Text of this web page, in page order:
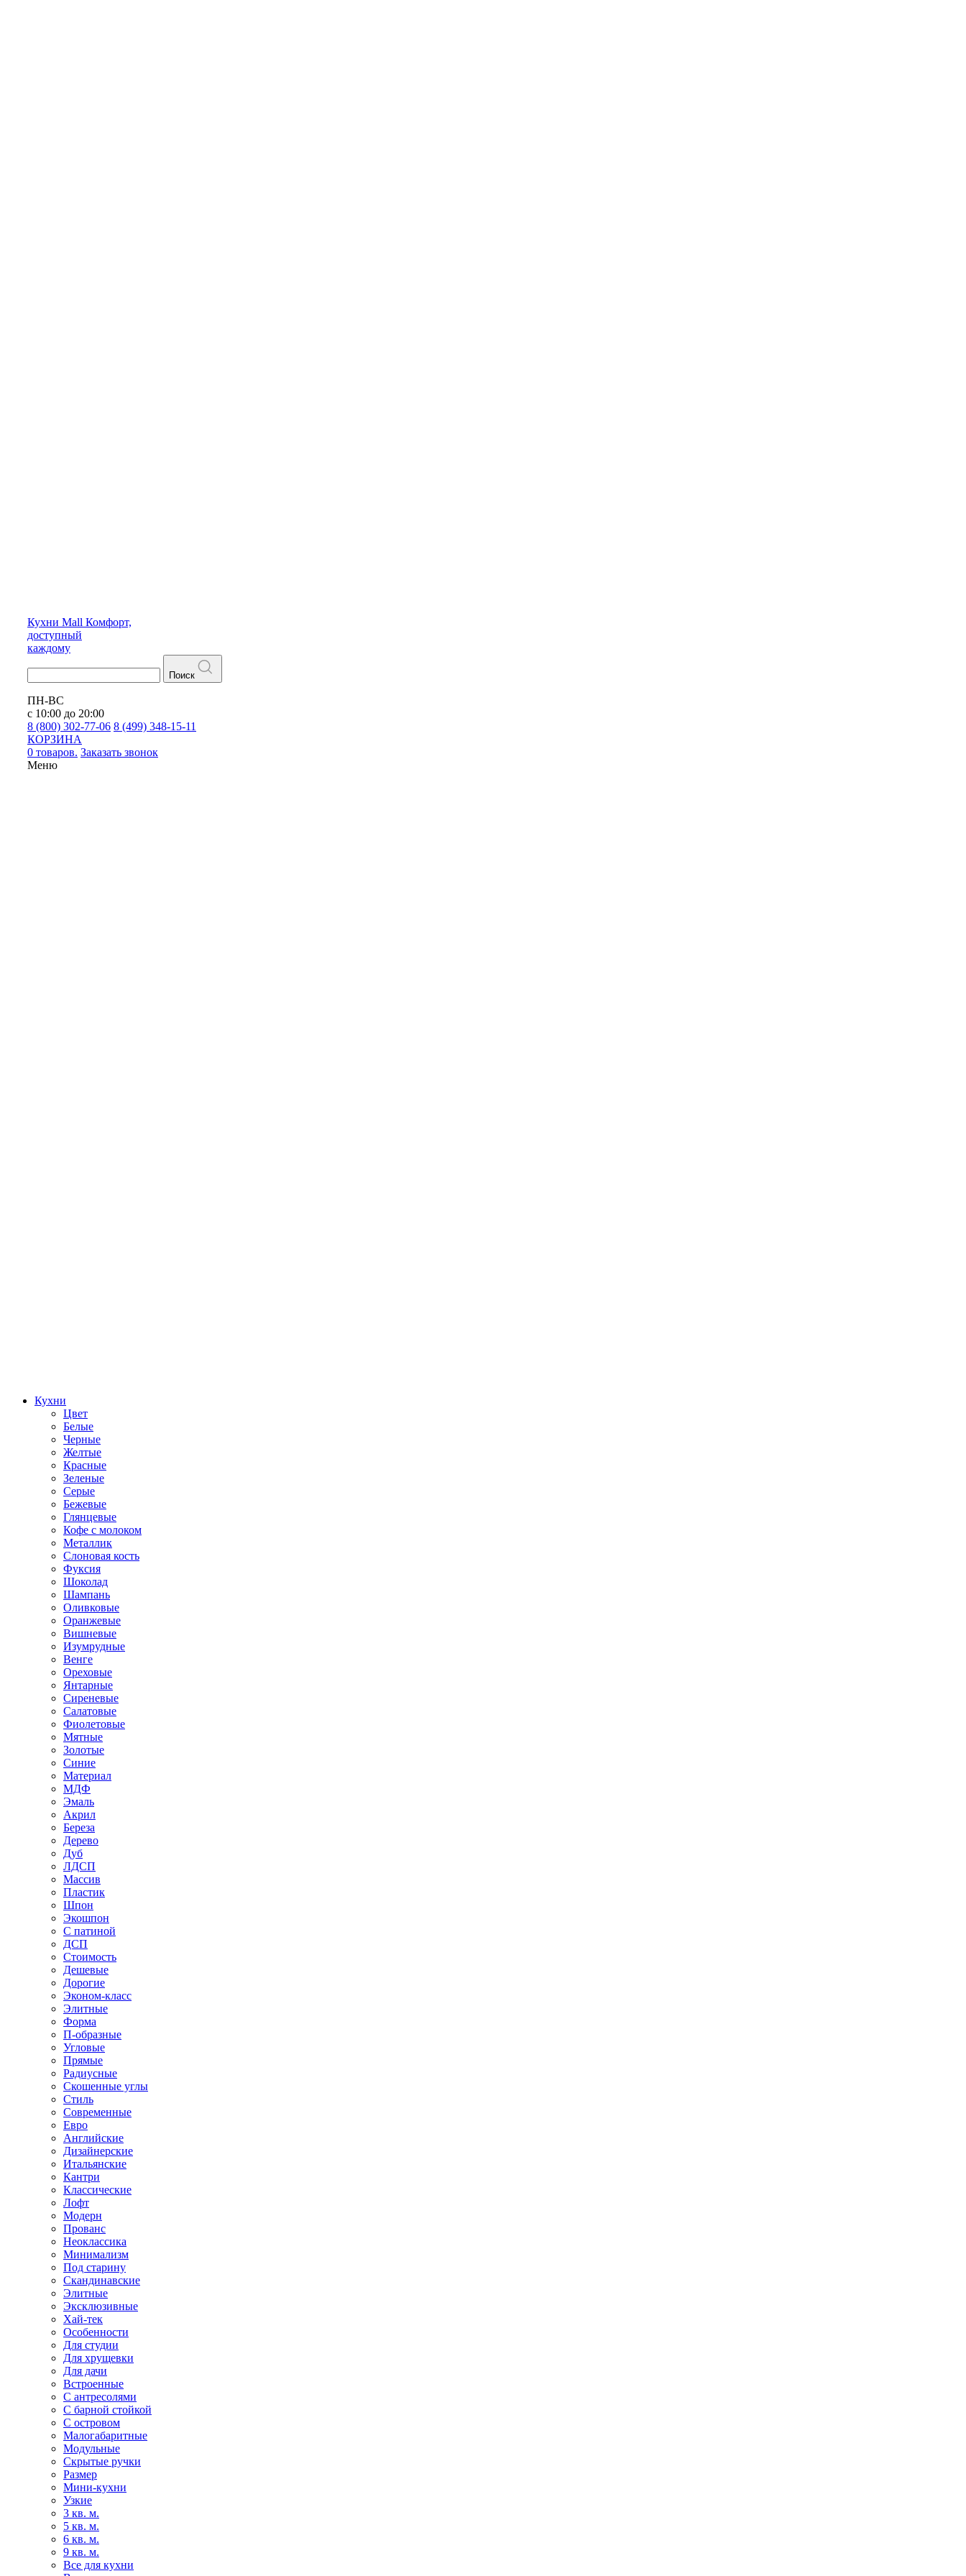
Кухни Mall Комфорт,
доступный
каждому
Поиск
ПН-ВС
с 10:00 до 20:00
8 (800) 302-77-06 8 (499) 348-15-11
КОРЗИНА
0 товаров. Заказать звонок
Меню
Кухни
Цвет
Белые
Черные
Желтые
Красные
Зеленые
Серые
Бежевые
Глянцевые
Кофе с молоком
Металлик
Слоновая кость
Фуксия
Шоколад
Шампань
Оливковые
Оранжевые
Вишневые
Изумрудные
Венге
Ореховые
Янтарные
Сиреневые
Салатовые
Фиолетовые
Мятные
Золотые
Синие
Материал
МДФ
Эмаль
Акрил
Береза
Дерево
Дуб
ЛДСП
Массив
Пластик
Шпон
Экошпон
С патиной
ДСП
Стоимость
Дешевые
Дорогие
Эконом-класс
Элитные
Форма
П-образные
Угловые
Прямые
Радиусные
Скошенные углы
Стиль
Современные
Евро
Английские
Дизайнерские
Итальянские
Кантри
Классические
Лофт
Модерн
Прованс
Неоклассика
Минимализм
Под старину
Скандинавские
Элитные
Эксклюзивные
Хай-тек
Особенности
Для студии
Для хрущевки
Для дачи
Встроенные
С антресолями
С барной стойкой
С островом
Малогабаритные
Модульные
Скрытые ручки
Размер
Мини-кухни
Узкие
3 кв. м.
5 кв. м.
6 кв. м.
9 кв. м.
Все для кухни